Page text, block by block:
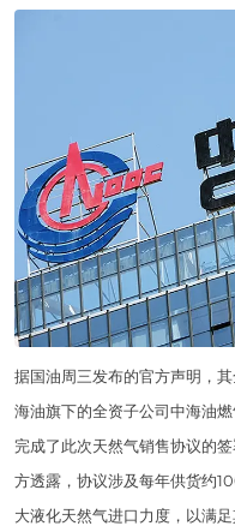
据国油周三发布的官方声明，
海油旗下的全资子公司中海油
完成了此次天然气销售协议的
方透露，协议涉及每年供货约
大液化天然气进口力度，以满